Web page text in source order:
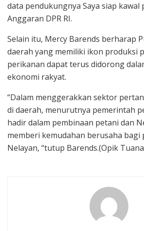
data pendukungnya Saya siap kawal
Anggaran DPR RI.
Selain itu, Mercy Barends berharap
daerah yang memiliki ikon produksi
perikanan dapat terus didorong
ekonomi rakyat.
“Dalam menggerakkan sektor
di daerah, menurutnya pemerintah
hadir dalam pembinaan petani dan
memberi kemudahan berusaha bagi
Nelayan, “tutup Barends.(Opik